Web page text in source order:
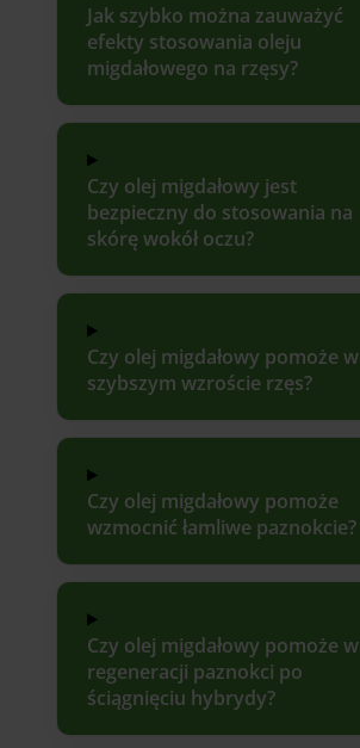
Jak szybko można zauważyć
efekty stosowania oleju
migdałowego na rzęsy?
Czy olej migdałowy jest
bezpieczny do stosowania na
skórę wokół oczu?
Czy olej migdałowy pomoże w
szybszym wzroście rzęs?
Czy olej migdałowy pomoże
wzmocnić łamliwe paznokcie?
Czy olej migdałowy pomoże w
regeneracji paznokci po
ściągnięciu hybrydy?